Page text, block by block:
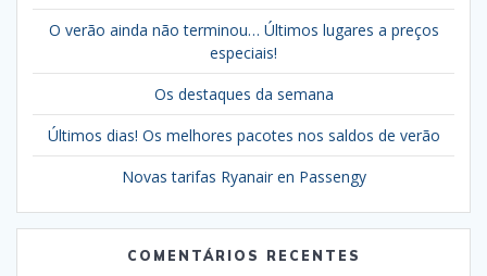
O verão ainda não terminou… Últimos lugares a preços
especiais!
Os destaques da semana
Últimos dias! Os melhores pacotes nos saldos de verão
Novas tarifas Ryanair en Passengy
COMENTÁRIOS RECENTES